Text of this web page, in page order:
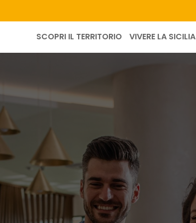
SCOPRI IL TERRITORIO VIVERE LA SICILIA